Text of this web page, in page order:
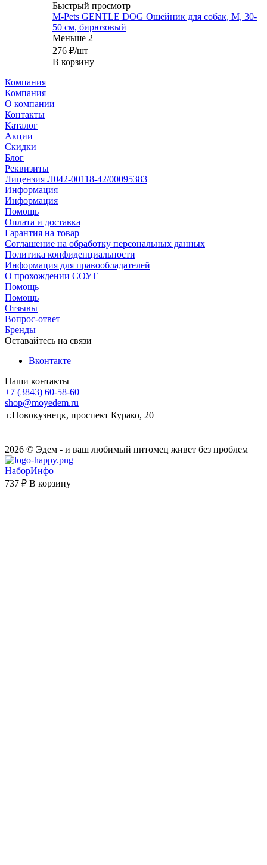
Быстрый просмотр
M-Pets GENTLE DOG Ошейник для собак, M, 30-
50 см, бирюзовый
Меньше 2
276 ₽/шт
В корзину
Компания
Компания
О компании
Контакты
Каталог
Акции
Скидки
Блог
Реквизиты
Лицензия Л042-00118-42/00095383
Информация
Информация
Помощь
Оплата и доставка
Гарантия на товар
Соглашение на обработку персональных данных
Политика конфиденциальности
Информация для правообладателей
О прохождении СОУТ
Помощь
Помощь
Отзывы
Вопрос-ответ
Бренды
Оставайтесь на связи
Вконтакте
Наши контакты
+7 (3843) 60-58-60
shop@moyedem.ru
г.Новокузнецк, проспект Курако, 20
2026 © Эдем - и ваш любимый питомец живет без проблем
НаборИнфо
737 ₽ В корзину